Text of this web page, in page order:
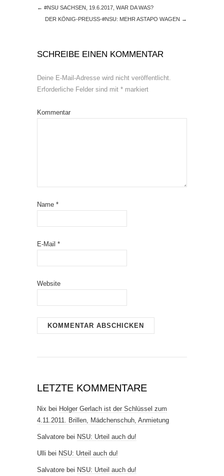
← #NSU SACHSEN, 19.6.2017, WAR DA WAS?
DER KÖNIG-PREUSS-#NSU: MEHR ASTAPO WAGEN →
SCHREIBE EINEN KOMMENTAR
Deine E-Mail-Adresse wird nicht veröffentlicht.
Erforderliche Felder sind mit * markiert
Kommentar
Name *
E-Mail *
Website
LETZTE KOMMENTARE
Nix bei Holger Gerlach ist der Schlüssel zum
4.11.2011. Brillen, Mädchenschuh, Anmietung
Salvatore bei NSU: Urteil auch du!
Ulli bei NSU: Urteil auch du!
Salvatore bei NSU: Urteil auch du!